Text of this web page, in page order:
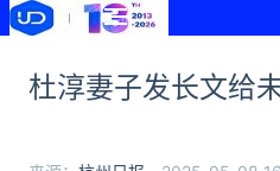
杜淳妻子发长文给